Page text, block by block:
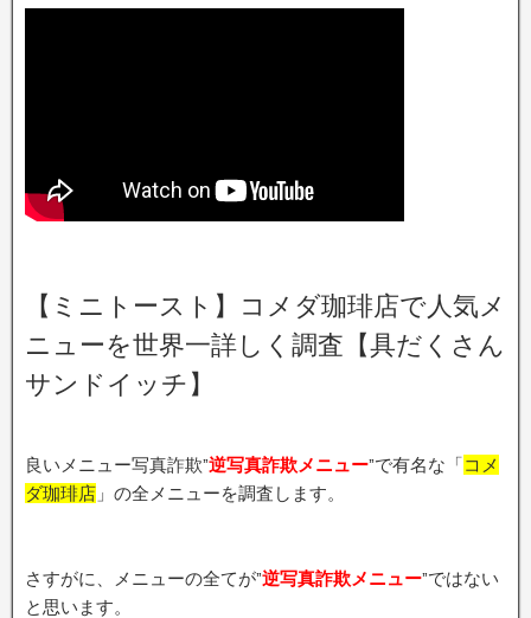
【ミニトースト】コメダ珈琲店で人気メ
ニューを世界一詳しく調査【具だくさん
サンドイッチ】
良いメニュー写真詐欺”逆写真詐欺メニュー”で有名な「コメ
ダ珈琲店 」の全メニューを調査します。
さすがに、メニューの全てが”逆写真詐欺メニュー”ではない
と思います。